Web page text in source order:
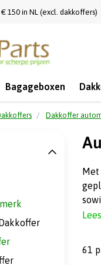
150 in NL (excl. dakkoffers)
Bagageboxen
Dakkoffer
Met
61